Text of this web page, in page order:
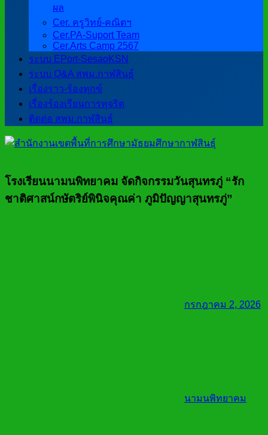
ผล
Cer. ครูวิทย์-คณิตฯ
Cer.PA-Suport Team
Cer.Arts Camp 2567
ระบบ EPort-SesaoKSN
ระบบ Q&A สพม.กาฬสินธุ์
เรื่องราว-ร้องทุกข์
เรื่องร้องเรียนการทุจริต
ติดต่อ สพม.กาฬสินธุ์
โรงเรียนนามนพิทยาคม จัดกิจกรรมวันสุนทรภู่ “รัก
ชาติศาสน์กษัตริย์พินิจคุณค่า ภูมิปัญญาสุนทรภู่”
กรกฎาคม 2, 2026
นามนพิทยาคม